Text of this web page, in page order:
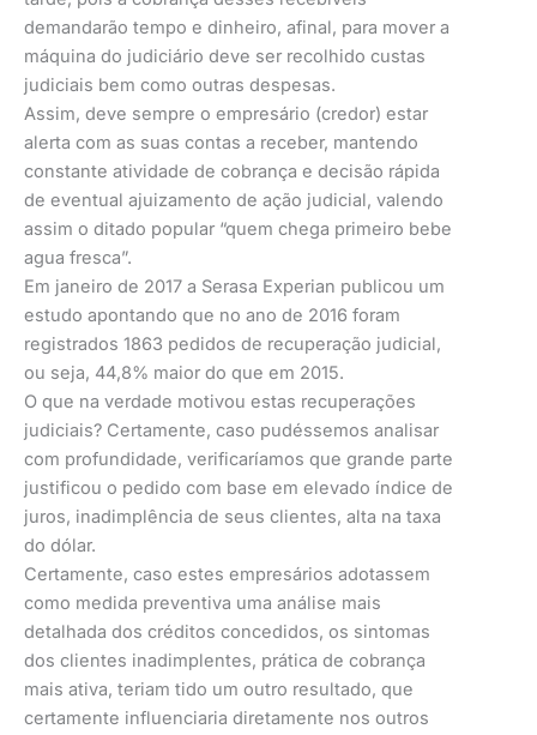
demandarão tempo e dinheiro, afinal, para mover a
máquina do judiciário deve ser recolhido custas
judiciais bem como outras despesas.
Assim, deve sempre o empresário (credor) estar
alerta com as suas contas a receber, mantendo
constante atividade de cobrança e decisão rápida
de eventual ajuizamento de ação judicial, valendo
assim o ditado popular “quem chega primeiro bebe
agua fresca”.
Em janeiro de 2017 a Serasa Experian publicou um
estudo apontando que no ano de 2016 foram
registrados 1863 pedidos de recuperação judicial,
ou seja, 44,8% maior do que em 2015.
O que na verdade motivou estas recuperações
judiciais? Certamente, caso pudéssemos analisar
com profundidade, verificaríamos que grande parte
justificou o pedido com base em elevado índice de
juros, inadimplência de seus clientes, alta na taxa
do dólar.
Certamente, caso estes empresários adotassem
como medida preventiva uma análise mais
detalhada dos créditos concedidos, os sintomas
dos clientes inadimplentes, prática de cobrança
mais ativa, teriam tido um outro resultado, que
certamente influenciaria diretamente nos outros